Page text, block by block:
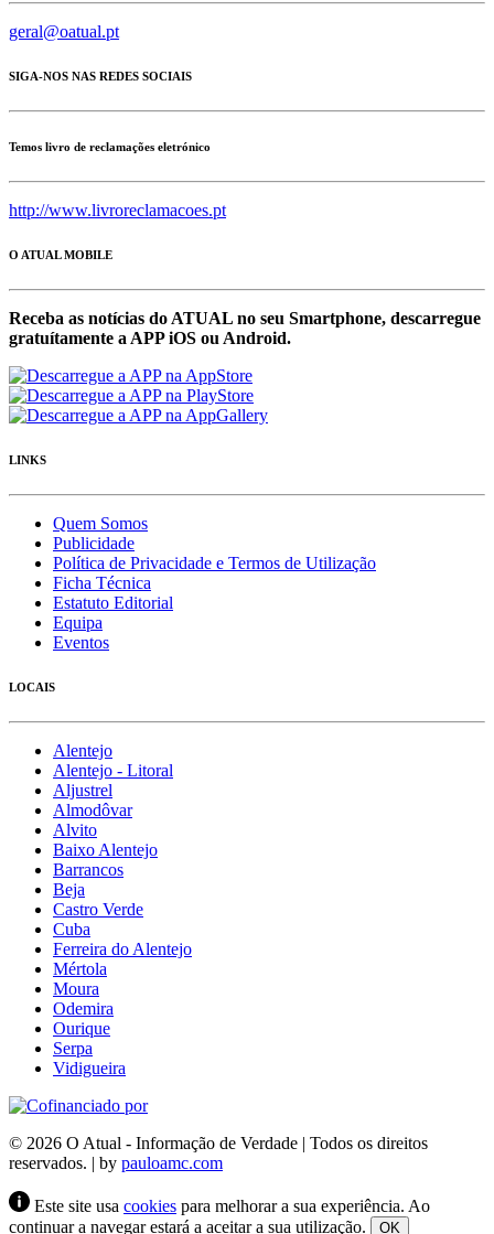
geral@oatual.pt
SIGA-NOS NAS REDES SOCIAIS
Temos livro de reclamações eletrónico
http://www.livroreclamacoes.pt
O ATUAL MOBILE
Receba as notícias do ATUAL no seu Smartphone, descarregue
gratuítamente a APP iOS ou Android.
LINKS
Quem Somos
Publicidade
Política de Privacidade e Termos de Utilização
Ficha Técnica
Estatuto Editorial
Equipa
Eventos
LOCAIS
Alentejo
Alentejo - Litoral
Aljustrel
Almodôvar
Alvito
Baixo Alentejo
Barrancos
Beja
Castro Verde
Cuba
Ferreira do Alentejo
Mértola
Moura
Odemira
Ourique
Serpa
Vidigueira
© 2026 O Atual - Informação de Verdade | Todos os direitos
reservados. | by pauloamc.com
Este site usa cookies para melhorar a sua experiência. Ao
continuar a navegar estará a aceitar a sua utilização.
OK